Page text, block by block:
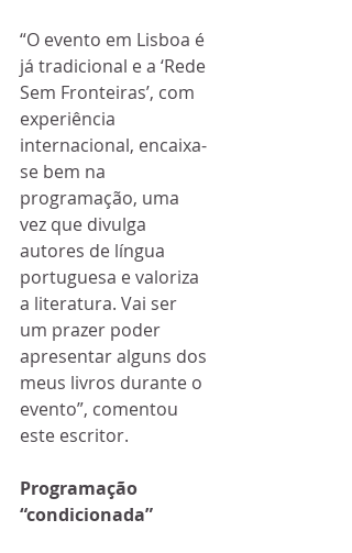
“O evento em Lisboa é
já tradicional e a ‘Rede
Sem Fronteiras’, com
experiência
internacional, encaixa-
se bem na
programação, uma
vez que divulga
autores de língua
portuguesa e valoriza
a literatura. Vai ser
um prazer poder
apresentar alguns dos
meus livros durante o
evento”, comentou
este escritor.
Programação
“condicionada”